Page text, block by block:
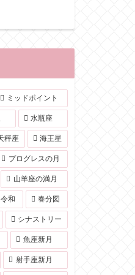
ミッドポイント
水瓶座
秤座 海王星
プログレスの月
山羊座の満月
令和 春分図
シナストリー
魚座新月
射手座新月